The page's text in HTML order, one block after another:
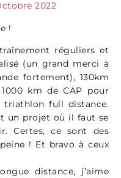
2022
!
réguliers et
(un grand merci à
fortement), 130km
km de CAP pour
full distance.
un projet où il faut se
Certes, ce sont des
! Et bravo à ceux
distance, j’aime